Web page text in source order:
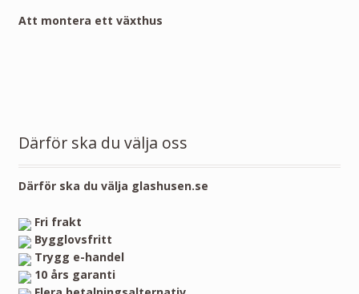
Att montera ett växthus
Därför ska du välja oss
Därför ska du välja glashusen.se
Fri frakt
Bygglovsfritt
Trygg e-handel
10 års garanti